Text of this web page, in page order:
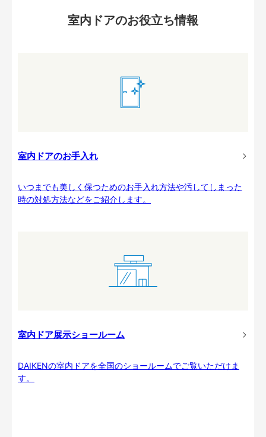
室内ドアのお役立ち情報
室内ドアのお手入れ
いつまでも美しく保つためのお手入れ方法や汚してしまった
時の対処方法などをご紹介します。
室内ドア展示ショールーム
DAIKENの室内ドアを全国のショールームでご覧いただけま
す。